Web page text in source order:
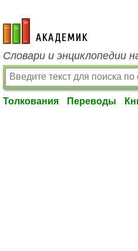
academic.ru
Словари и энциклопедии
Толкования Переводы